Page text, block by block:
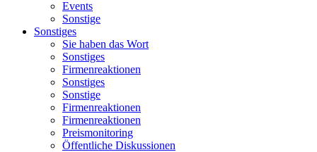
Events
Sonstige
Sonstiges
Sie haben das Wort
Sonstiges
Firmenreaktionen
Sonstiges
Sonstige
Firmenreaktionen
Firmenreaktionen
Preismonitoring
Öffentliche Diskussionen